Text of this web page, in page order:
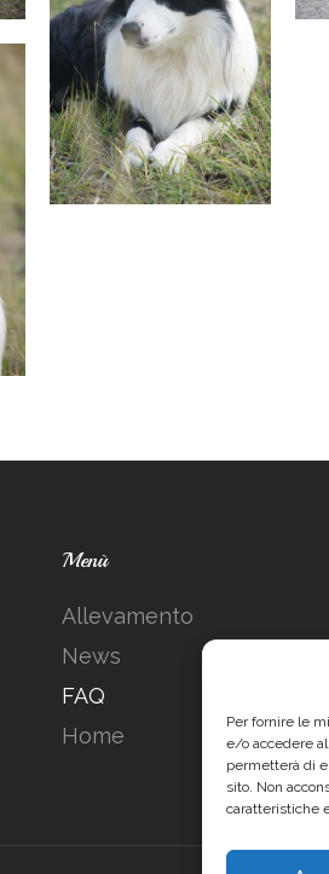
Per fornire le
e/o accedere
permetterà di
sito. Non
caratteristiche
Menù
Allevamento
News
FAQ
Home